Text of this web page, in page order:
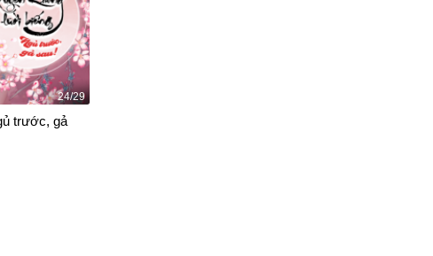
24/29
trước, gả